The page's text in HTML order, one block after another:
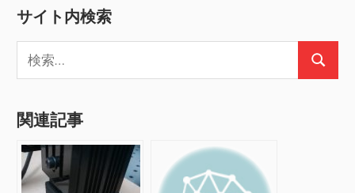
ゲ
ー
シ
ョ
ン
サイト内検索
索:
検
関連記事